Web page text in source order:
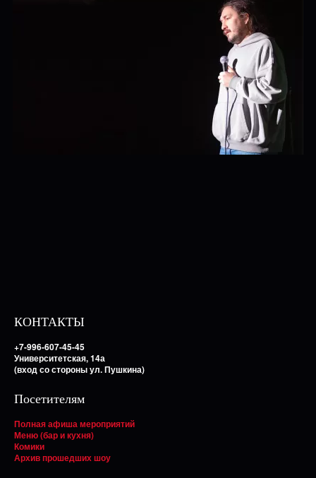
КОНТАКТЫ
+7-996-607-45-45
Университетская, 14а
(вход со стороны ул. Пушкина)
Посетителям
Полная афиша мероприятий
Меню (бар и кухня)
Комики
Архив прошедших шоу